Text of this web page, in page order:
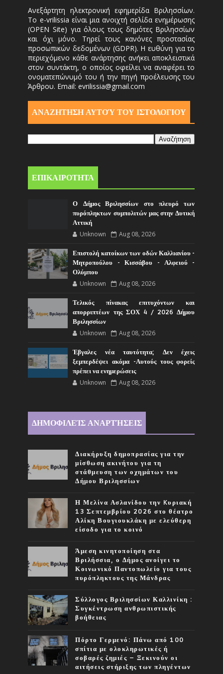
Ανεξάρτητη ηλεκτρονική εφημερίδα Βριλησσίων.
Το e-vrilissia είναι μια ανοιχτή σελίδα ενημέρωσης
(OPEN Site) για όλους τους δημότες Βριλησσίων
και όχι μόνο. Τηρεί τους κανόνες προστασίας
προσωπικών δεδομένων (GDPR). Η ευθύνη για το
περιεχόμενο κάθε ανάρτησης ανήκει αποκλειστικά
στον συντάκτη, ο οποίος οφείλει να αναφέρει το
ονοματεπώνυμό του ή την πηγή προέλευσης του
Άρθρου. Email: evrilissia@gmail.com
ΑΝΑΖΗΤΗΣΗ ΑΥΤΟΎ ΤΟΥ ΙΣΤΟΛΟΓΙΟΥ
ΕΠΙΚΑΙΡΟΤΗΤΑ
Ο Δήμος Βριλησσίων στο πλευρό των
πυρόπληκτων συμπολιτών μας στην Δυτική
Αττική
Unknown Aug 08, 2026
Επιστολή κατοίκων των οδών Καλλιανίου -
Μητροπούλου - Κισσάβου - Αλφειού -
Ολύμπου
Unknown Aug 08, 2026
Τελικός πίνακας επιτυχόντων και
απορριπτέων της ΣΟΧ 4 / 2026 Δήμου
Βριλησσίων
Unknown Aug 08, 2026
Έβγαλες νέα ταυτότητα; Δεν έχεις
ξεμπερδέψει ακόμα -Αυτούς τους φορείς
πρέπει να ενημερώσεις
Unknown Aug 08, 2026
ΔΗΜΟΦΙΛΕΊΣ ΑΝΑΡΤΉΣΕΙΣ
Διακήρυξη δημοπρασίας για την
μίσθωση ακινήτου για τη
στάθμευση των οχημάτων του
Δήμου Βριλησσίων
Η Μελίνα Ασλανίδου την Kυριακή
13 Σεπτεμβρίου 2026 στο θέατρο
Αλίκη Βουγιουκλάκη με ελεύθερη
είσοδο για το κοινό
Άμεση κινητοποίηση στα
Βριλήσσια, ο Δήμος ανοίγει το
Κοινωνικό Παντοπωλείο για τους
πυρόπληκτους της Μάνδρας
Σύλλογος Βριλησσίων Καλλινίκη :
Συγκέντρωση ανθρωπιστικής
βοήθειας
Πόρτο Γερμενό: Πάνω από 100
σπίτια με ολοκληρωτικές ή
σοβαρές ζημιές – Ξεκινούν οι
αιτήσεις στήριξης των πληγέντων